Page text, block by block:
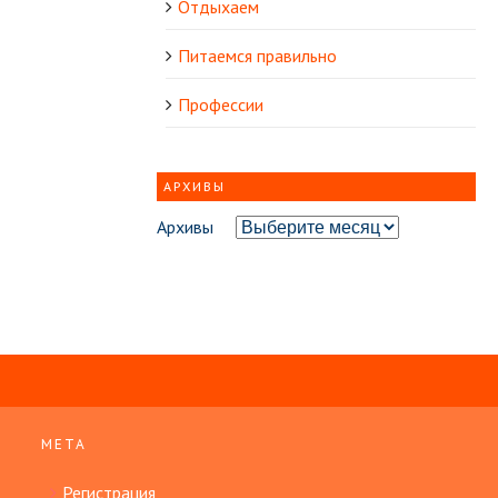
Отдыхаем
Питаемся правильно
Профессии
АРХИВЫ
Архивы
МЕТА
Регистрация